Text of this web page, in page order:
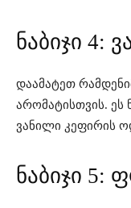
ნაბიჯი 4:
დაამატეთ
არომატისთვის. ეს
ვანილი კეფირის
ნაბიჯი 5: